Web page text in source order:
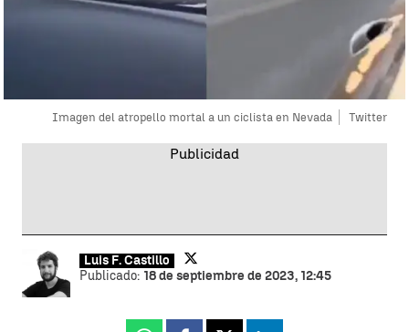
Imagen del atropello mortal a un ciclista en Nevada Twitter
Luis F. Castillo
Publicado: 18 de septiembre de 2023, 12:45